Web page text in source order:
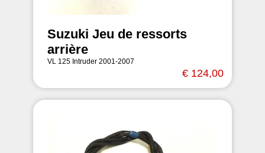
Suzuki Jeu de ressorts
arrière
VL 125 Intruder 2001-2007
€ 124,00